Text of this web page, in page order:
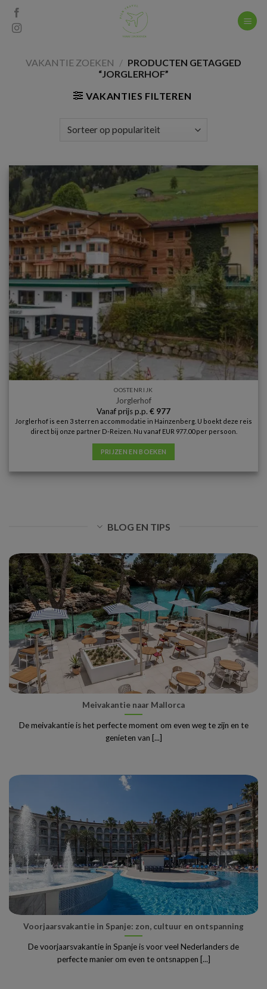
Skip
content
VAKANTIE ZOEKEN / PRODUCTEN GETAGGED
“JORGLERHOF”
VAKANTIES FILTEREN
OOSTENRIJK
Jorglerhof
Vanaf prijs p.p. € 977
Jorglerhof is een 3 sterren accommodatie in Hainzenberg. U boekt deze reis
direct bij onze partner D-Reizen. Nu vanaf EUR 977.00 per persoon.
PRIJZEN EN BOEKEN
BLOG EN TIPS
Meivakantie naar Mallorca
De meivakantie is het perfecte moment om even weg te zijn en te
genieten van [...]
Voorjaarsvakantie in Spanje: zon, cultuur en ontspanning
De voorjaarsvakantie in Spanje is voor veel Nederlanders de
perfecte manier om even te ontsnappen [...]